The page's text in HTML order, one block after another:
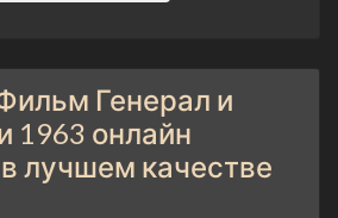
Генерал и
1963 онлайн
лучшем качестве